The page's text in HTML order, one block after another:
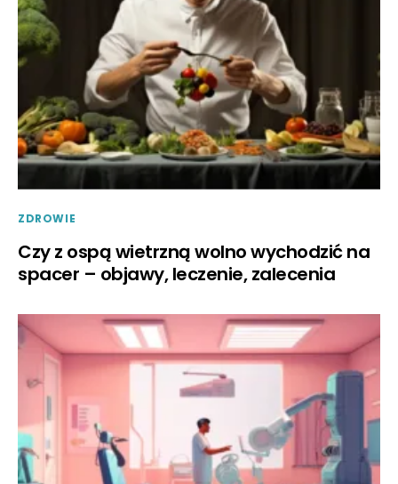
ZDROWIE
Czy z ospą wietrzną wolno wychodzić na
spacer – objawy, leczenie, zalecenia